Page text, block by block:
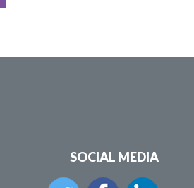
SOCIAL MEDIA